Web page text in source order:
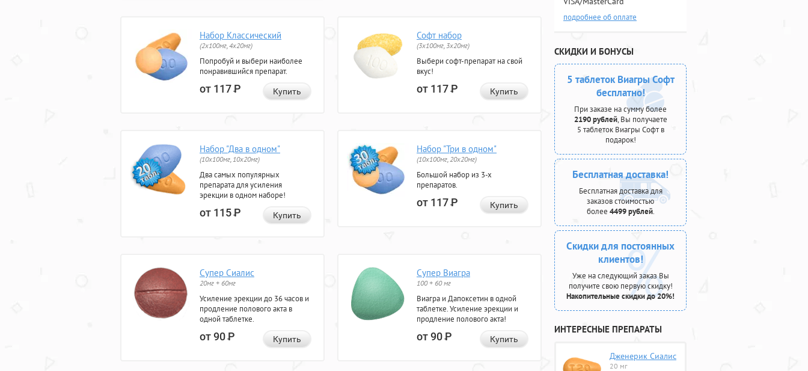
Набор Классический
(2x100мг, 4x20мг)
Попробуй и выбери наиболее
понравившийся препарат.
от 117Р Купить
Софт набор
(3x100мг, 3x20мг)
Выбери софт-препарат на свой
вкус!
от 117Р Купить
Набор "Два в одном"
(10x100мг, 10x20мг)
Два самых популярных
препарата для усиления
эрекции в одном наборе!
от 115Р Купить
Набор "Три в одном"
(10x100мг, 20x20мг)
Большой набор из 3-х
препаратов.
от 117Р Купить
Супер Сиалис
20мг + 60мг
Усиление эрекции до 36 часов и
продление полового акта в
одной таблетке.
от 90Р Купить
Супер Виагра
100 + 60 мг
Виагра и Дапоксетин в одной
таблетке. Усиление эрекции и
продление полового акта!
от 90Р Купить
подробнее об оплате
СКИДКИ И БОНУСЫ
5 таблеток Виагры Софт
бесплатно!
При заказе на сумму более
2190 рублей, Вы получаете
5 таблеток Виагры Софт в
подарок!
Бесплатная доставка!
Бесплатная доставка для
заказов стоимостью
более 4499 рублей.
Скидки для постоянных
клиентов!
Уже на следующий заказ Вы
получите свою первую скидку!
Накопительные скидки до 20%!
ИНТЕРЕСНЫЕ ПРЕПАРАТЫ
Дженерик Сиалис
20 мг